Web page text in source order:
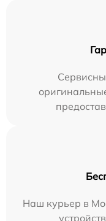
Наш курьер в